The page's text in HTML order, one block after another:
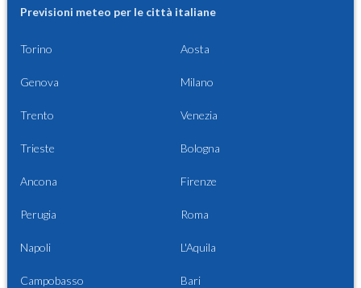
Previsioni meteo per le città italiane
Torino Aosta
Genova Milano
Trento Venezia
Trieste Bologna
Ancona Firenze
Perugia Roma
Napoli L'Aquila
Campobasso Bari